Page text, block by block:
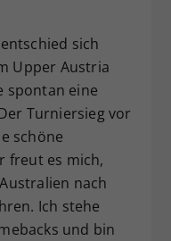
sich
Upper Austria
spontan eine
Turniersieg vor
schöne
freut es mich,
nach
Ich stehe
und bin